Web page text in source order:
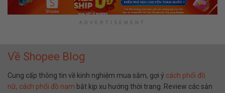
ADVERTISEMENT
Về Shopee Blog
Cung cấp thông tin về kinh nghiệm mua sắm, gợi ý cách phối đồ
nữ, cách phối đồ nam bắt kịp xu hướng thời trang. Review các sản